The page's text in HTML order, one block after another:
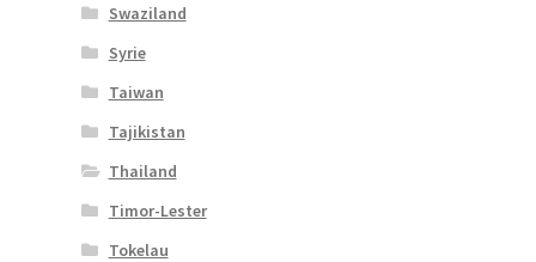
Swaziland
Syrie
Taiwan
Tajikistan
Thailand
Timor-Lester
Tokelau